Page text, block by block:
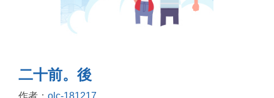
二十前。後
作者： olc-181217